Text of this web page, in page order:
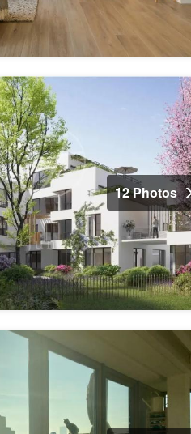
12 Photos